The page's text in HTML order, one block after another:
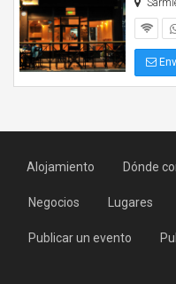
Alojamiento Dónde
Negocios Lugares
Publicar un evento